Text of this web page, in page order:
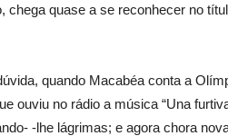
chega quase a se reconhecer no
quando Macabéa conta a
ouviu no rádio a música “Una
-lhe lágrimas; e agora chora